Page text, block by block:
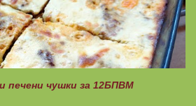
по 3 с.л кисело и прясно мляко,
се извади гозбата от фурната.
, разделя се на 17 и се определя за
да сте определили теглото на
чушките. Нека да ни е вкусно заедно!
печени чушки за 12БПВМ